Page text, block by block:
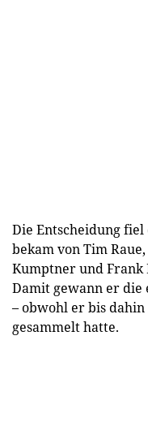
Die Entscheidung fiel
bekam von Tim
Kumptner und Frank
Damit gewann er die
– obwohl er bis
gesammelt hatte.